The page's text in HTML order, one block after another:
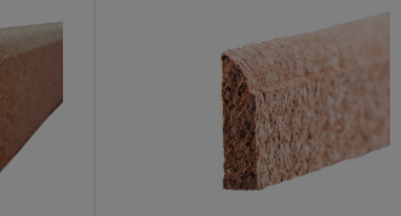
arkuszy korkowych wynoszą
600 mm x 300
możliwości jego zastosowania. Produkty o
którego nie można stworzyć przy użyciu